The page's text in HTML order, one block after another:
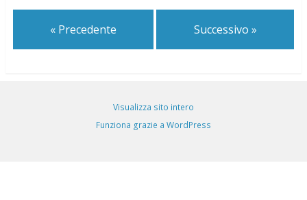
« Precedente Successivo »
Visualizza sito intero
Funziona grazie a WordPress